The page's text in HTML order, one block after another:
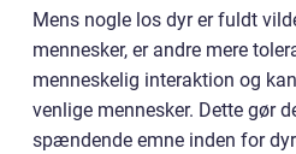
Mens nogle los dyr er fuldt
mennesker, er andre mere
menneskelig interaktion og
venlige mennesker. Dette gør
spændende emne inden for